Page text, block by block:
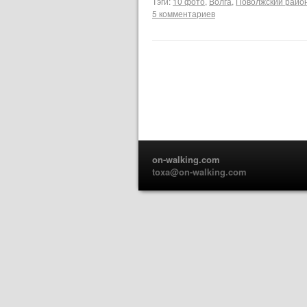
5 комментариев
on-walking.com
toxa@on-walking.com